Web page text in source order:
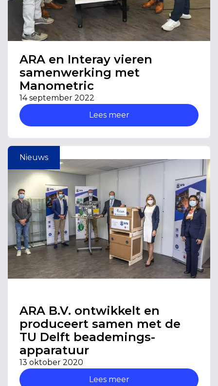
ARA en Interay vieren
samenwerking met
Manometric
14 september 2022
Lees meer
Nieuws
ARA B.V. ontwikkelt en
produceert samen met de
TU Delft beademings-
apparatuur
13 oktober 2020
Lees meer